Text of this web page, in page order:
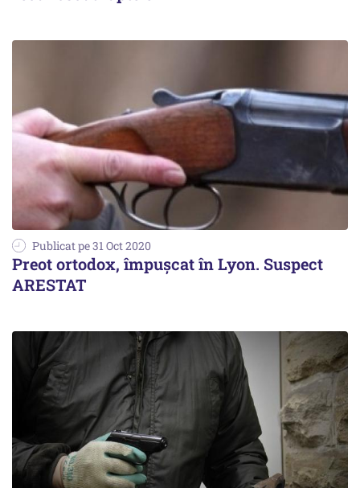
Publicat pe 31 Oct 2020
Preot ortodox, împuşcat în Lyon. Suspect
ARESTAT